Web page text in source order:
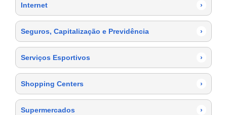
Internet
›
Seguros, Capitalização e Previdência ›
Serviços Esportivos ›
Shopping Centers ›
Supermercados ›